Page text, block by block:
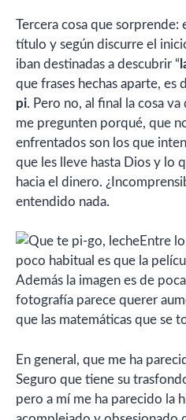
Tercera cosa que sorprende:
título y según discurre el
iban destinadas a descubrir “
que frases hechas aparte, es
pi. Pero no, al final la cosa
me pregunten porqué, que
enfrentados son los que
que les lleve hasta Dios y lo
hacia el dinero.
entendido nada.
Entre
poco habitual es que la
Además la imagen es de
fotografía parece querer
que las matemáticas que se
En general, que me ha
Seguro que tiene su
pero a mí me ha parecido la